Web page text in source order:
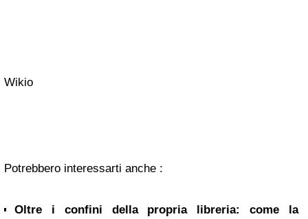
Wikio
Potrebbero interessarti anche :
Oltre i confini della propria libreria: come la